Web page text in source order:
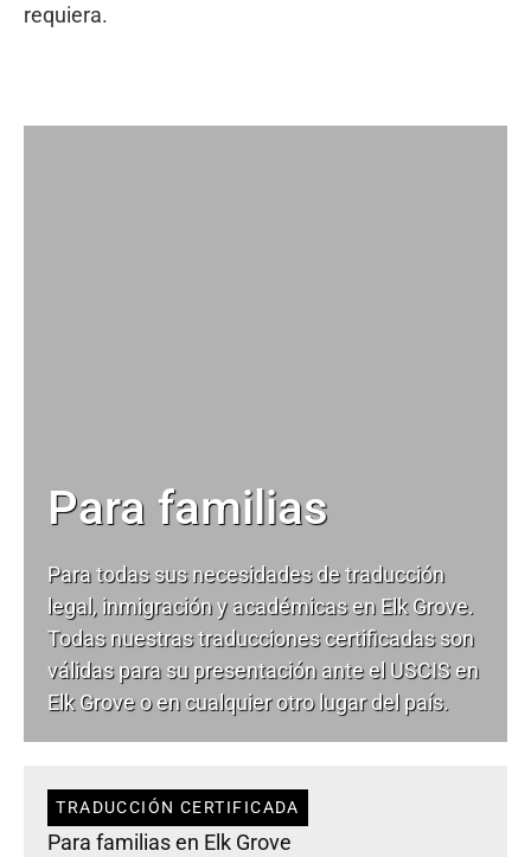
requiera.
Para familias
Para todas sus necesidades detraducción
legal, inmigración y académicas en Elk Grove.
Todas nuestras traducciones certificadas son
válidas para su presentación ante el USCIS en
Elk Grove o en cualquier otro lugar del país.
TRADUCCIÓN CERTIFICADA
Para familias en Elk Grove